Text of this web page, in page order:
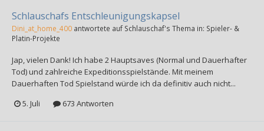
Schlauschafs Entschleunigungskapsel
Dini_at_home_400 antwortete auf Schlauschaf's Thema in: Spieler- &
Platin-Projekte
Jap, vielen Dank! Ich habe 2 Hauptsaves (Normal und Dauerhafter
Tod) und zahlreiche Expeditionsspielstände. Mit meinem
Dauerhaften Tod Spielstand würde ich da definitiv auch nicht...
5. Juli
673 Antworten